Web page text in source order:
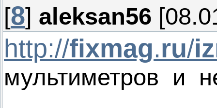
[8] aleksan56
http://fixmag.ru/
мультиметров и